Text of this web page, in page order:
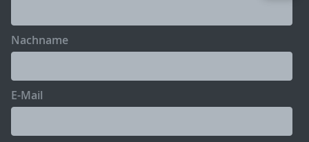
Nachname
E-Mail